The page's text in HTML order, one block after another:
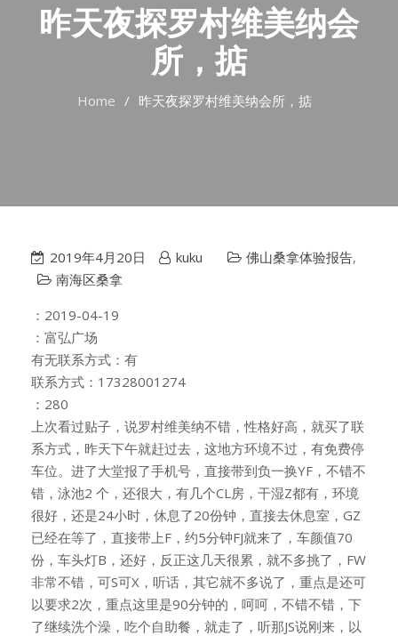
昨天夜探罗村维美纳会
所，掂
Home 昨天夜探罗村维美纳会所，掂
2019年4月20日 kuku 佛山桑拿体验报告,
南海区桑拿
：2019-04-19
：富弘广场
有无联系方式：有
联系方式：17328001274
：280
上次看过贴子，说罗村维美纳不错，性格好高，就买了联
系方式，昨天下午就赶过去，这地方环境不过，有免费停
车位。进了大堂报了手机号，直接带到负一换YF，不错不
错，泳池2 个，还很大，有几个CL房，干湿Z都有，环境
很好，还是24小时，休息了20份钟，直接去休息室，GZ
已经在等了，直接带上F，约5分钟FJ就来了，车颜值70
份，车头灯B，还好，反正这几天很累，就不多挑了，FW
非常不错，可S可X，听话，其它就不多说了，重点是还可
以要求2次，重点这里是90分钟的，呵呵，不错不错，下
了继续洗个澡，吃个自助餐，就走了，听那JS说刚来，以